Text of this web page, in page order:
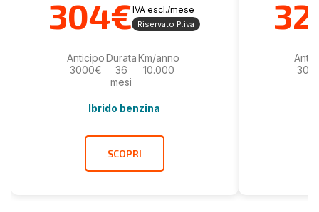
304€IVA escl./mese
Riservato P.iva
Anticipo
3000€
Durata
36
mesi
Km/anno
10.000
Ibrido benzina
SCOPRI